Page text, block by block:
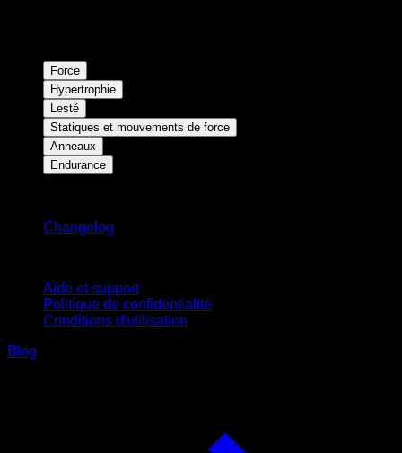
Force
Hypertrophie
Lesté
Statiques et mouvements de force
Anneaux
Endurance
Changelog
Aide et support
Politique de confidentialité
Conditions d'utilisation
Blog